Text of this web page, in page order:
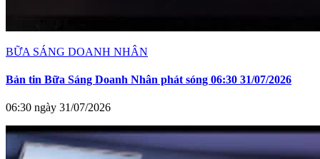
BỮA SÁNG DOANH NHÂN
Bản tin Bữa Sáng Doanh Nhân phát sóng 06:30 31/07/2026
06:30 ngày 31/07/2026